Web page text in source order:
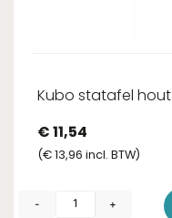
Kubo statafel hout
€11,54
(€13,96 incl. BTW)
- +